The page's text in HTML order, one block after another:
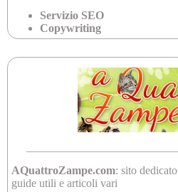
Servizio SEO
Copywriting
AQuattroZampe.com: sito
guide utili e articoli vari